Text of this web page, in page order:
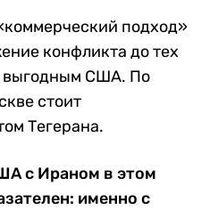
подход»
конфликта до тех
выгодным США. По
стоит
Тегерана.
с Ираном в этом
именно с